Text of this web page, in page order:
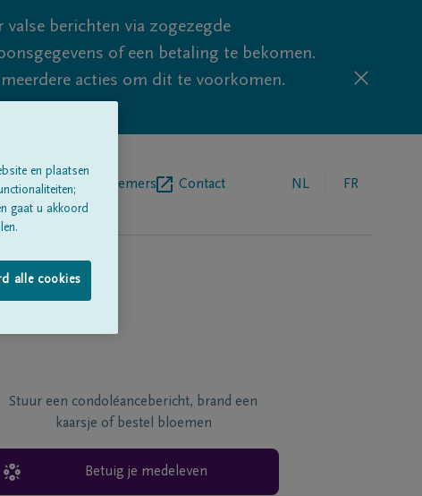
berichten via zogezegde
of een betaling te bekomen.
acties om dit te voorkomen.
Begrafenisondernemers Contact NL FR
Stuur een condoléancebericht, brand een
kaarsje of bestel bloemen
Betuig je medeleven
en plaatsen
gaat u akkoord
alle cookies